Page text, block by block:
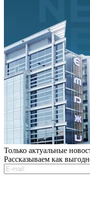
Только актуальные
Рассказываем как